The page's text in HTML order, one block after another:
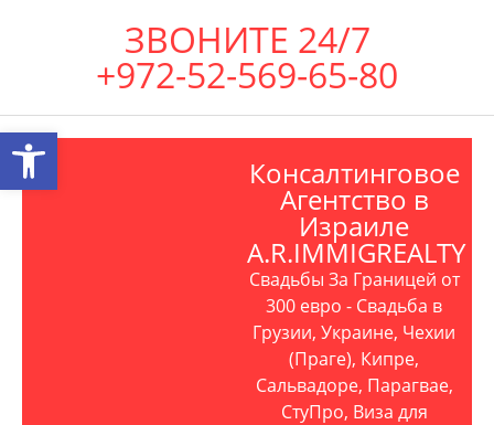
ЗВОНИТЕ 24/7
+972-52-569-65-80
Консалтинговое
Агентство в
Израиле
A.R.IMMIGREALTY
Свадьбы За Границей от
300 евро - Свадьба в
Грузии, Украине, Чехии
(Праге), Кипре,
Сальвадоре, Парагвае,
СтуПро, Виза для
Открыть панель инструментов